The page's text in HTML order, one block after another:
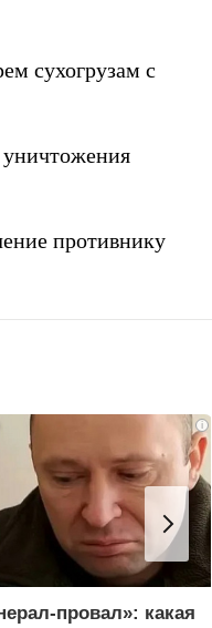
сухогрузам с
противнику
i
провал»: какая